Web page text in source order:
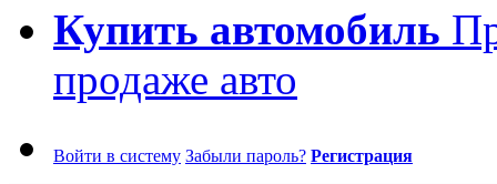
Купить автомобиль
продаже авто
Войти в систему Забыли пароль? Регистрация